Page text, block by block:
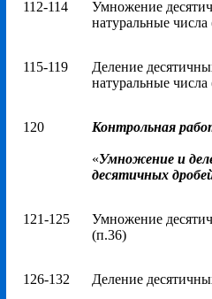
112-114
Умножение
натуральные числа
115-119
Деление
натуральные числа
120 Контрольная
«Умножение и
десятичных
121-125
Умножение
(п.36)
126-132 Деление